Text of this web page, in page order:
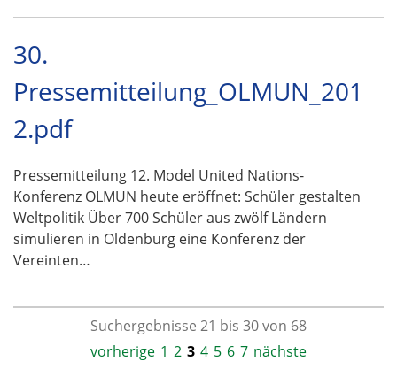
30.
Pressemitteilung_OLMUN_201
2.pdf
Pressemitteilung 12. Model United Nations-
Konferenz OLMUN heute eröffnet: Schüler gestalten
Weltpolitik Über 700 Schüler aus zwölf Ländern
simulieren in Oldenburg eine Konferenz der
Vereinten…
Suchergebnisse 21 bis 30 von 68
vorherige 1 2 3 4 5 6 7 nächste